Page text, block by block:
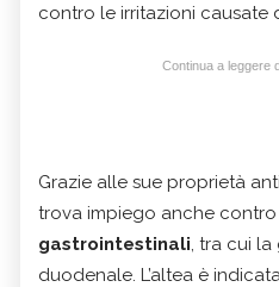
contro le irritazioni causate
Continua a leggere
Grazie alle sue proprietà
trova impiego anche
gastrointestinali, tra cui la
duodenale. L’altea è